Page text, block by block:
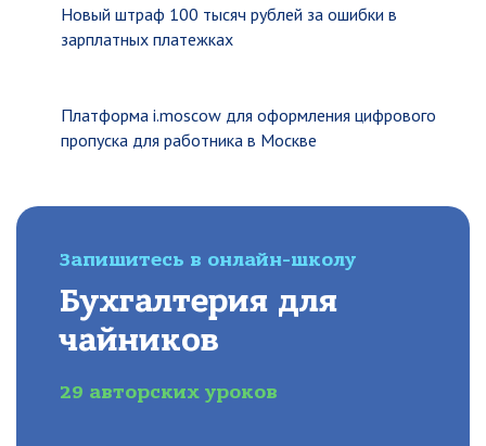
Новый штраф 100 тысяч рублей за ошибки в
зарплатных платежках
Платформа i.moscow для оформления цифрового
пропуска для работника в Москве
Запишитесь в онлайн-школу
Бухгалтерия для
чайников
29 авторских уроков